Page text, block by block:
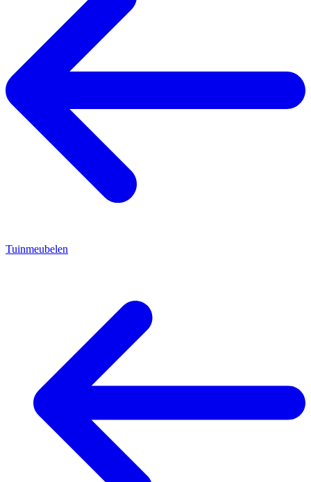
Tuinmeubelen